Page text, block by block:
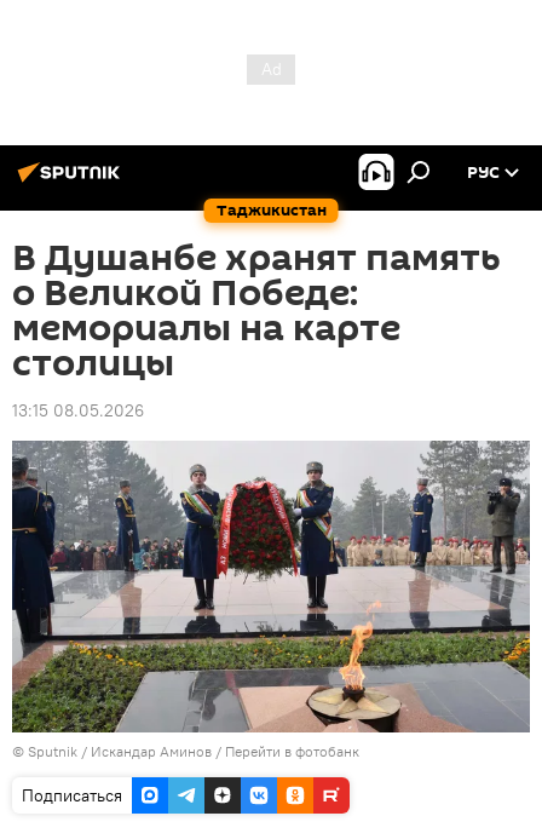
Таджикистан
РУС
В Душанбе хранят память
о Великой Победе:
мемориалы на карте
столицы
13:15 08.05.2026
© Sputnik / Искандар Аминов / Перейти в фотобанк
Подписаться